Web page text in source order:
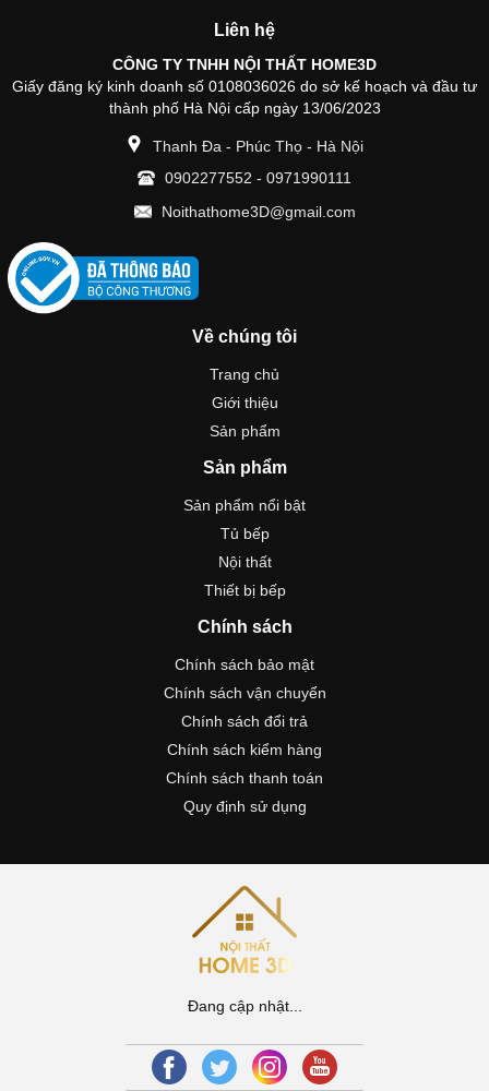
Liên hệ
CÔNG TY TNHH NỘI THẤT HOME3D
Giấy đăng ký kinh doanh số 0108036026 do sở kế hoạch và đầu tư
thành phố Hà Nội cấp ngày 13/06/2023
Thanh Đa - Phúc Thọ - Hà Nội
0902277552 - 0971990111
Noithathome3D@gmail.com
Về chúng tôi
Trang chủ
Giới thiệu
Sản phẩm
Sản phẩm
Sản phẩm nổi bật
Tủ bếp
Nội thất
Thiết bị bếp
Chính sách
Chính sách bảo mật
Chính sách vận chuyển
Chính sách đổi trả
Chính sách kiểm hàng
Chính sách thanh toán
Quy định sử dụng
Đang cập nhật...